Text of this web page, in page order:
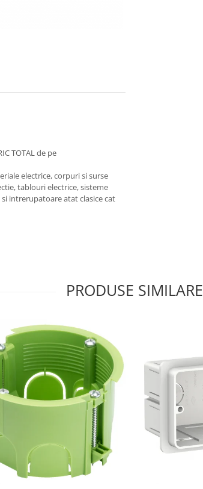
TOTAL de pe
electrice, corpuri si surse
tablouri electrice, sisteme
intrerupatoare atat clasice cat
PRODUSE SIMILARE